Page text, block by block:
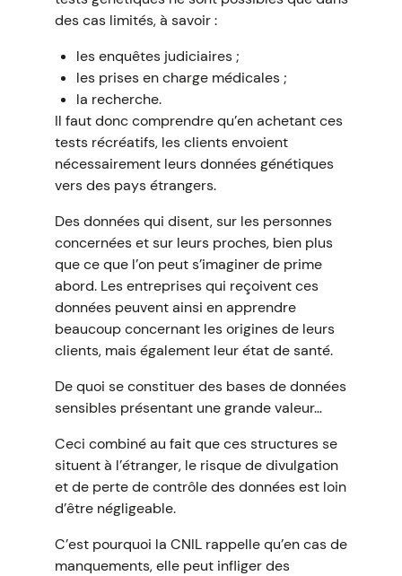
des cas limités, à savoir :
les enquêtes judiciaires ;
les prises en charge médicales ;
la recherche.
Il faut donc comprendre qu’en achetant ces
tests récréatifs, les clients envoient
nécessairement leurs données génétiques
vers des pays étrangers.
Des données qui disent, sur les personnes
concernées et sur leurs proches, bien plus
que ce que l’on peut s’imaginer de prime
abord. Les entreprises qui reçoivent ces
données peuvent ainsi en apprendre
beaucoup concernant les origines de leurs
clients, mais également leur état de santé.
De quoi se constituer des bases de données
sensibles présentant une grande valeur…
Ceci combiné au fait que ces structures se
situent à l’étranger, le risque de divulgation
et de perte de contrôle des données est loin
d’être négligeable.
C’est pourquoi la CNIL rappelle qu’en cas de
manquements, elle peut infliger des